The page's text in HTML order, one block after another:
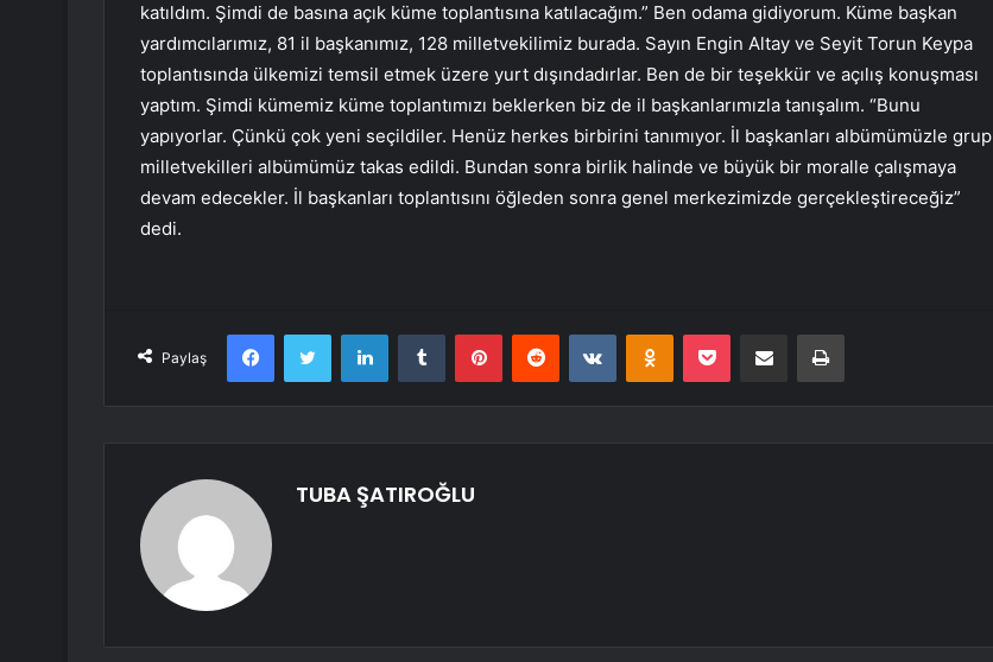
katıldım. Şimdi de basına açık küme toplantısına katılacağım.” Ben odama gidiyorum. Küme başkan
yardımcılarımız, 81 il başkanımız, 128 milletvekilimiz burada. Sayın Engin Altay ve Seyit Torun Keypa
toplantısında ülkemizi temsil etmek üzere yurt dışındadırlar. Ben de bir teşekkür ve açılış konuşması
yaptım. Şimdi kümemiz küme toplantımızı beklerken biz de il başkanlarımızla tanışalım. “Bunu
yapıyorlar. Çünkü çok yeni seçildiler. Henüz herkes birbirini tanımıyor. İl başkanları albümümüzle grup
milletvekilleri albümümüz takas edildi. Bundan sonra birlik halinde ve büyük bir moralle çalışmaya
devam edecekler. İl başkanları toplantısını öğleden sonra genel merkezimizde gerçekleştireceğiz”
dedi.
Paylaş
FacebookTwitter LinkedInTumblr PinterestReddit VKontakteOdnoklassniki
Pocket E-Posta ile paylaş Yazdır
TUBA ŞATIROĞLU